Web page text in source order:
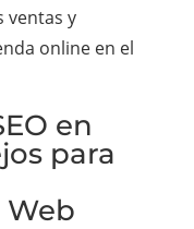
ventas y
online en el
en
para